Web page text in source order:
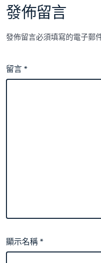
發佈留言
發佈留言必須填寫的電子郵
留言*
顯示名稱*